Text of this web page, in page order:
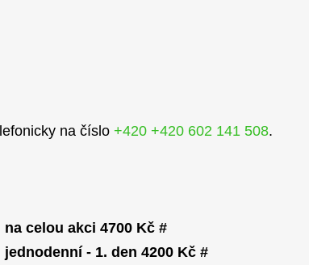
na číslo +420 +420 602 141 508.
na celou akci 4700 Kč #
jednodenní - 1. den 4200 Kč #